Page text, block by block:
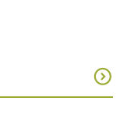
expand_circle_down